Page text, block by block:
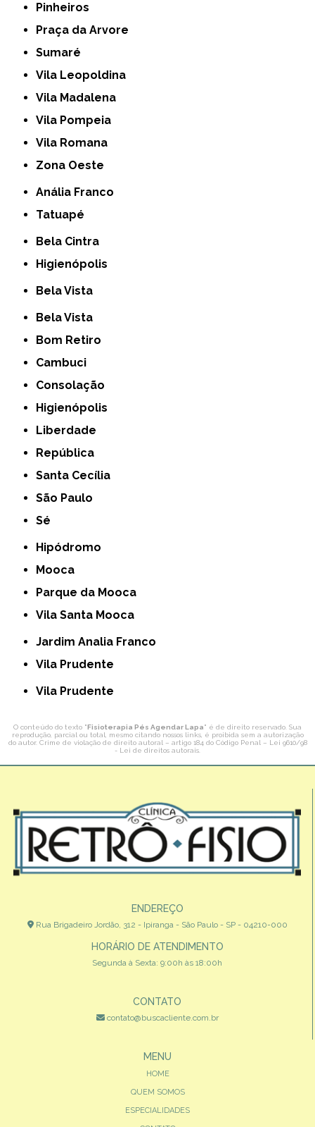
Pinheiros
Praça da Arvore
Sumaré
Vila Leopoldina
Vila Madalena
Vila Pompeia
Vila Romana
Zona Oeste
Anália Franco
Tatuapé
Bela Cintra
Higienópolis
Bela Vista
Bela Vista
Bom Retiro
Cambuci
Consolação
Higienópolis
Liberdade
República
Santa Cecília
São Paulo
Sé
Hipódromo
Mooca
Parque da Mooca
Vila Santa Mooca
Jardim Analia Franco
Vila Prudente
Vila Prudente
O conteúdo do texto "Fisioterapia Pés Agendar Lapa" é de direito reservado. Sua
reprodução, parcial ou total, mesmo citando nossos links, é proibida sem a autorização
do autor. Crime de violação de direito autoral – artigo 184 do Código Penal – Lei 9610/98
- Lei de direitos autorais
ENDEREÇO
Rua Brigadeiro Jordão, 312 - Ipiranga - São Paulo - SP - 04210-000
HORÁRIO DE ATENDIMENTO
Segunda à Sexta: 9:00h às 18:00h
CONTATO
contato@buscacliente.com.br
MENU
HOME
QUEM SOMOS
ESPECIALIDADES